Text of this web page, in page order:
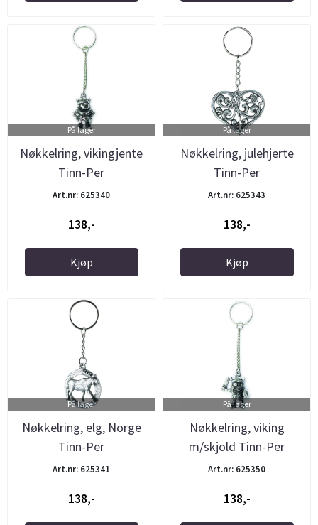
På lager
Nøkkelring, vikingjente
Tinn-Per
Art.nr: 625340
138,-
Kjøp
På lager
Nøkkelring, julehjerte
Tinn-Per
Art.nr: 625343
138,-
Kjøp
På lager
Nøkkelring, elg, Norge
Tinn-Per
Art.nr: 625341
138,-
På lager
Nøkkelring, viking
m/skjold Tinn-Per
Art.nr: 625350
138,-